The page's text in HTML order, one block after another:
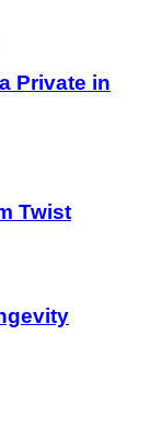
Private in
Twist